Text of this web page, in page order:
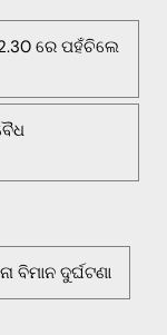
ରେ ପହଁଚିଲେ
ଦୁର୍ଘଟଣା